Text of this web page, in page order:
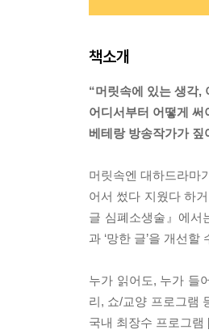
책소개
“머릿속에 있는 생각,
어디서부터 어떻게 써
베테랑 방송작가가 짚
머릿속엔 대하드라마
어서 썼다 지웠다 하
글 심폐소생술』에서
과 ‘망한 글’을 개선
누가 읽어도, 누가 들
리, 쇼/교양 프로그램
국내 최장수 프로그